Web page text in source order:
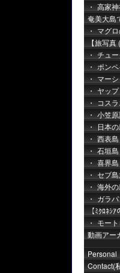
高家
奄美大島
マグ
【旅写真
チュ
ポン
マー
ヤップ
コス
小笠
日本
西表島
石垣島
喜界島
セブ
海外の
ガラ
【ﾐｸﾛﾈｼ
モー
動画アー
Personal
Contact(